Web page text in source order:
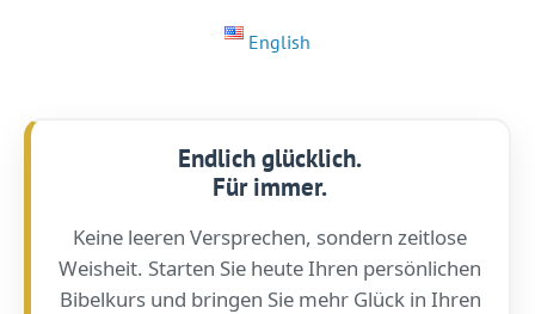
English
Endlich glücklich.
Für immer.
Keine leeren Versprechen, sondern zeitlose
Weisheit. Starten Sie heute Ihren persönlichen
Bibelkurs und bringen Sie mehr Glück in Ihren